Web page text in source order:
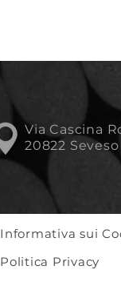
Via Cascina
20822
Informativa sui
Politica Privacy